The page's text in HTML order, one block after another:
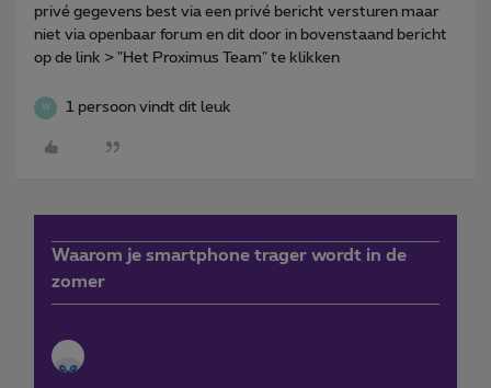
privé gegevens best via een privé bericht versturen maar
niet via openbaar forum en dit door in bovenstaand bericht
op de link > "Het Proximus Team" te klikken
W 1 persoon vindt dit leuk
Waarom je smartphone trager wordt in de
zomer